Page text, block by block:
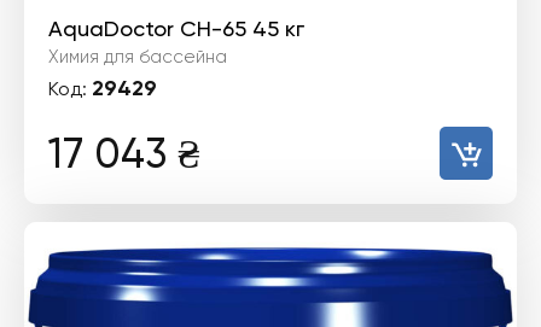
AquaDoctor CH-65 45 кг
Химия для бассейна
Код: 29429
17 043 ₴